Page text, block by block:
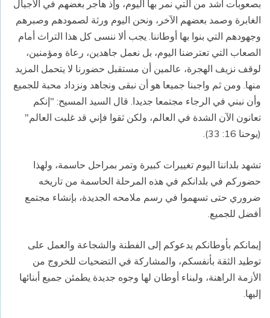
بصعوبات أشد من التي نمر بها اليوم، وإذ هاجر بعضهم في الأجيال
الغابرة وصمد بعضهم الآخر، ونحن اليوم ورثة لصمودهم وصبرهم
وجهودهم التي بنوا بها أوطاننا. يجب ألا ننسى كل هذا التراث أمام
الصعاب التي تعترضنا اليوم، بل نعمل جاهدين، رعاة ومؤمنين،
لوقف نزيف الهجرة، عالمين أن مستقبل حضورنا لا يتحمل المزيد
منها. ومن ثم واجبنا جميعا هو أن نبقى ونجاهد ونزداد محبة للجميع
وأن نبني في الرجاء مجتمعا جديدا. قال السيد المسيح: "إنكم
تعانون الآن الشدة في العالم، ولكن ثقوا فإني قد غلبت العالم"
(يوحنا 16: 33).
تشهد بلداننا اليوم تغييرات كبيرة وتمر بمراحل حاسمة، ولهذا
حضوركم في بلدانكم في هذه المرحلة الحاسمة من تاريخه
ضروري حتى تسهموا في رسم ملامحه الجديدة، بإنشاء مجتمع
أفضل للجميع.
إيمانكم بأوطانكم يدعوكم إلى الفطنة والشجاعة والعمل على
توطيد الثقة بأنفسكم، والمشاركة في التضحيات للخروج من
الأزمة الراهنة، ولبناء أوطان لها وجوه جديدة يطمئن جميع أبنائها
إليها.